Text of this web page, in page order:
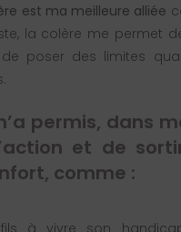
est ma meilleure alliée
la colère me permet
poser des limites
permis, dans
et de
comme :